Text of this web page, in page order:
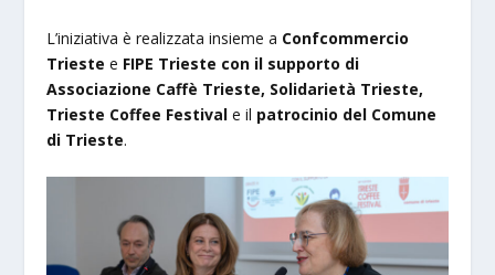
L’iniziativa è realizzata insieme a Confcommercio
Trieste e FIPE Trieste con il supporto di
Associazione Caffè Trieste, Solidarietà Trieste,
Trieste Coffee Festival e il patrocinio del Comune
di Trieste.